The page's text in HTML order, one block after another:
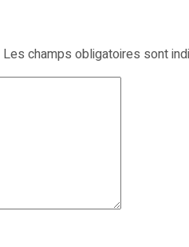
Les champs obligatoires sont